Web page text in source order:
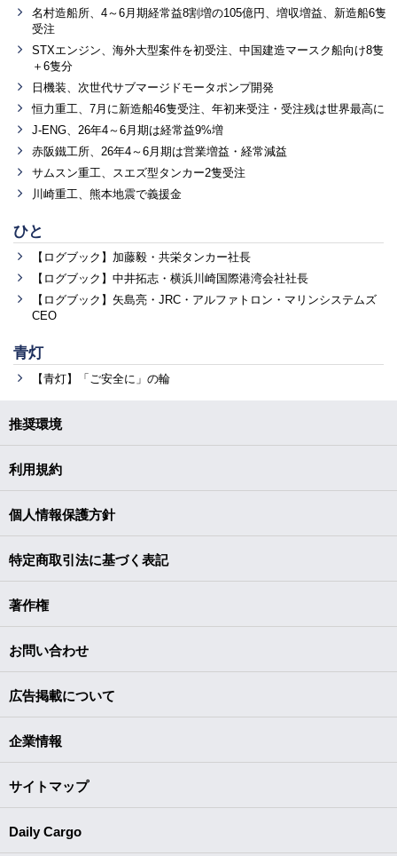
名村造船所、4～6月期経常益8割増の105億円、増収増益、新造船6隻
受注
STXエンジン、海外大型案件を初受注、中国建造マースク船向け8隻
＋6隻分
日機装、次世代サブマージドモータポンプ開発
恒力重工、7月に新造船46隻受注、年初来受注・受注残は世界最高に
J-ENG、26年4～6月期は経常益9%増
赤阪鐵工所、26年4～6月期は営業増益・経常減益
サムスン重工、スエズ型タンカー2隻受注
川崎重工、熊本地震で義援金
ひと
【ログブック】加藤毅・共栄タンカー社長
【ログブック】中井拓志・横浜川崎国際港湾会社社長
【ログブック】矢島亮・JRC・アルファトロン・マリンシステムズ
CEO
青灯
【青灯】「ご安全に」の輪
推奨環境
利用規約
個人情報保護方針
特定商取引法に基づく表記
著作権
お問い合わせ
広告掲載について
企業情報
サイトマップ
Daily Cargo